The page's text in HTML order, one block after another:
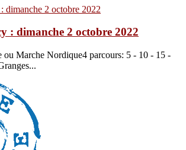
: dimanche 2 octobre 2022
ou Marche Nordique4 parcours: 5 - 10 - 15 -